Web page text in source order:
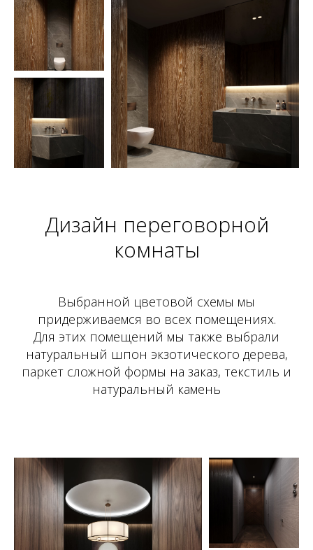
Дизайн переговорной
комнаты
Выбранной цветовой схемы мы
придерживаемся во всех помещениях.
Для этих помещений мы также выбрали
натуральный шпон экзотического дерева,
паркет сложной формы на заказ, текстиль и
натуральный камень